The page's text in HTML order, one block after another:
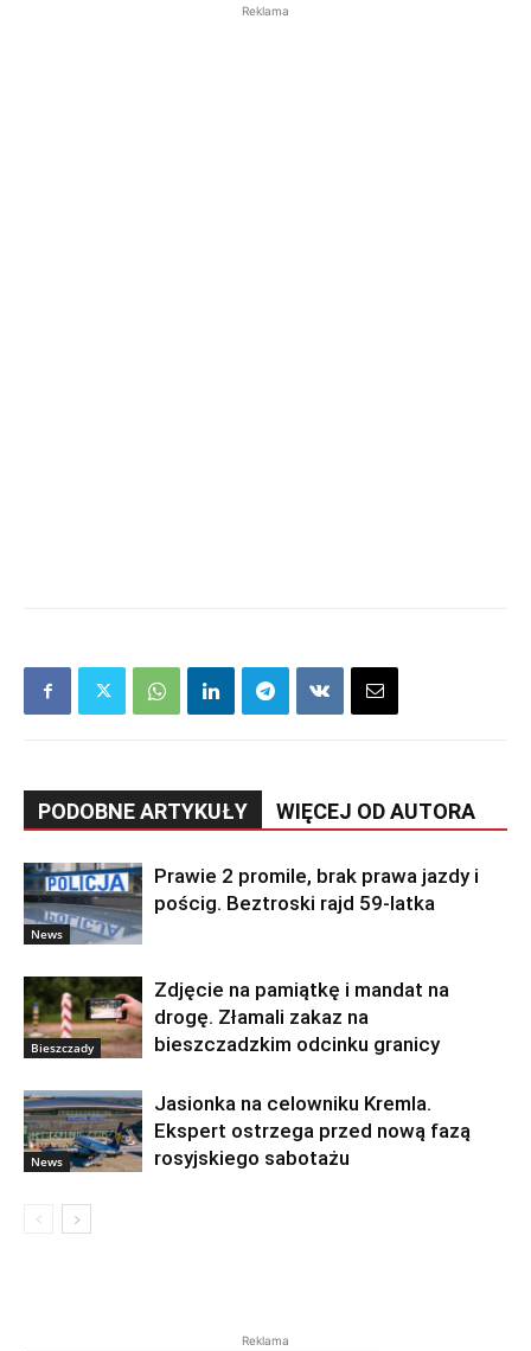
Reklama
PODOBNE ARTYKUŁY WIĘCEJ OD AUTORA
News
Prawie 2 promile, brak prawa jazdy i
pościg. Beztroski rajd 59-latka
Bieszczady
Zdjęcie na pamiątkę i mandat na
drogę. Złamali zakaz na
bieszczadzkim odcinku granicy
News
Jasionka na celowniku Kremla.
Ekspert ostrzega przed nową fazą
rosyjskiego sabotażu
Reklama